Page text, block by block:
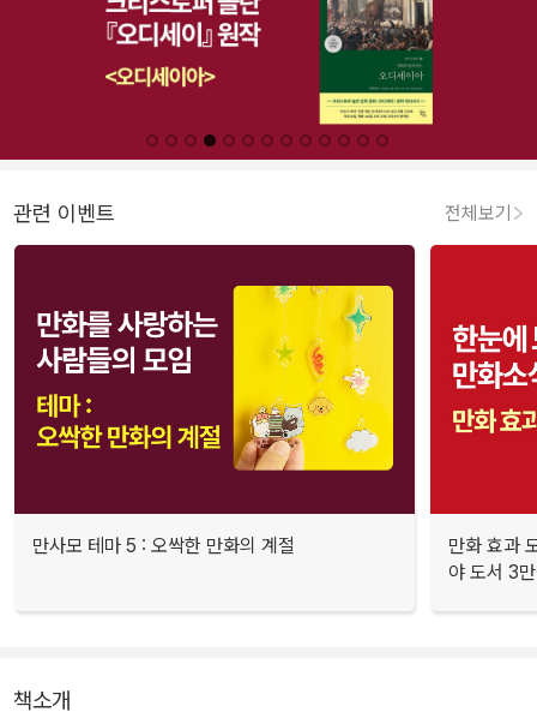
관련 이벤트 전체보기
만사모 테마 5 : 오싹한 만화의 계절
만화 효과
야 도서 3
책소개